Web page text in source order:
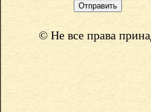
© Не все права